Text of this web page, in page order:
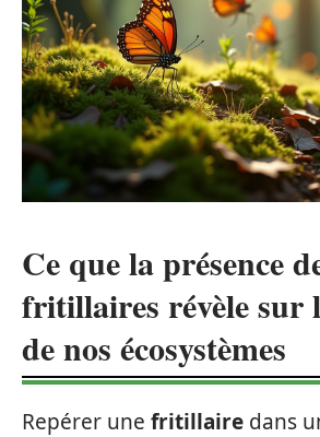
Ce que la présence
fritillaires révèle sur
de nos écosystèmes
Repérer une fritillaire dans